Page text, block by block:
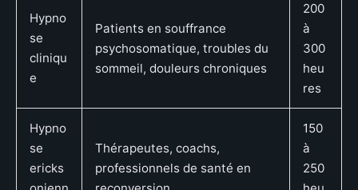
Hypno
se
cliniqu
e
Patients en souffrance
psychosomatique, troubles du
sommeil, douleurs chroniques
200
à
300
heu
res
Hypno
se
ericks
Thérapeutes, coachs,
professionnels de santé en
150
à
250